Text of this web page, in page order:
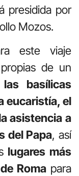
presidida por
Mozos.
este viaje
de un
basílicas
eucaristía, el
asistencia a
del Papa, así
lugares más
Roma para